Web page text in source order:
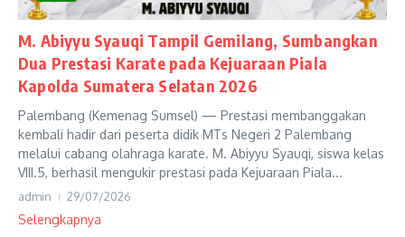
M. Abiyyu Syauqi Tampil Gemilang, Sumbangkan
Dua Prestasi Karate pada Kejuaraan Piala
Kapolda Sumatera Selatan 2026
Palembang (Kemenag Sumsel) — Prestasi membanggakan
kembali hadir dari peserta didik MTs Negeri 2 Palembang
melalui cabang olahraga karate. M. Abiyyu Syauqi, siswa kelas
VIII.5, berhasil mengukir prestasi pada Kejuaraan Piala...
admin 29/07/2026
Selengkapnya